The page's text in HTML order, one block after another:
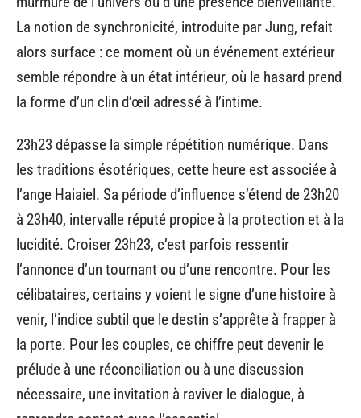
La notion de synchronicité, introduite par Jung, refait
alors surface : ce moment où un événement extérieur
semble répondre à un état intérieur, où le hasard prend
la forme d’un clin d’œil adressé à l’intime.
23h23 dépasse la simple répétition numérique. Dans
les traditions ésotériques, cette heure est associée à
l’ange Haiaiel. Sa période d’influence s’étend de 23h20
à 23h40, intervalle réputé propice à la protection et à la
lucidité. Croiser 23h23, c’est parfois ressentir
l’annonce d’un tournant ou d’une rencontre. Pour les
célibataires, certains y voient le signe d’une histoire à
venir, l’indice subtil que le destin s’apprête à frapper à
la porte. Pour les couples, ce chiffre peut devenir le
prélude à une réconciliation ou à une discussion
nécessaire, une invitation à raviver le dialogue, à